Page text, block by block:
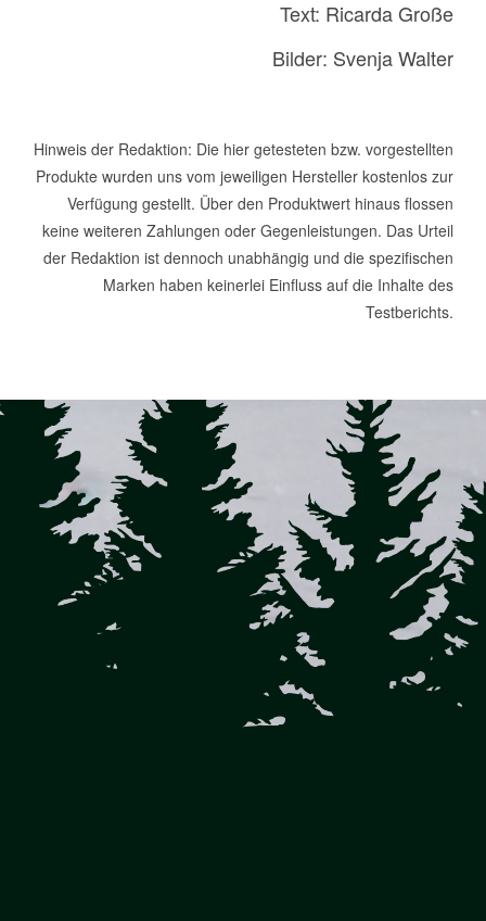
Text: Ricarda Große
Bilder: Svenja Walter
Hinweis der Redaktion: Die hier getesteten bzw. vorgestellten
Produkte wurden uns vom jeweiligen Hersteller kostenlos zur
Verfügung gestellt. Über den Produktwert hinaus flossen
keine weiteren Zahlungen oder Gegenleistungen. Das Urteil
der Redaktion ist dennoch unabhängig und die spezifischen
Marken haben keinerlei Einfluss auf die Inhalte des
Testberichts.